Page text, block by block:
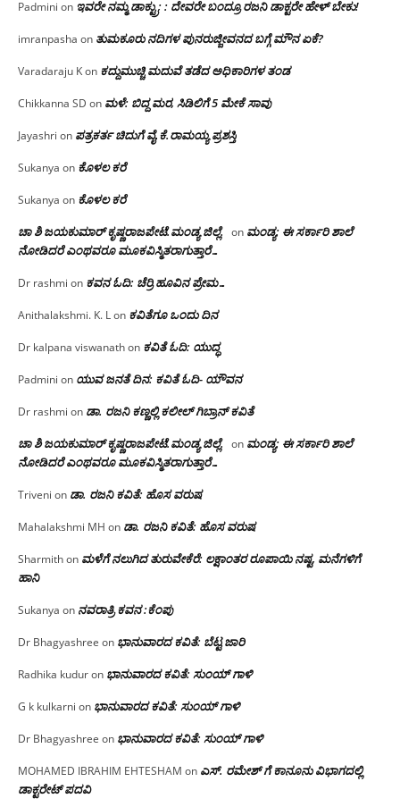
Padmini on ಇವರೇ ನಮ್ಮ ಡಾಕ್ಟ್ರು; : ದೇವರೇ ಬಂದ್ರೂ ರಜನಿ ಡಾಕ್ಟರೇ ಹೇಳ್ ಬೇಕು!
imranpasha on ತುಮಕೂರು ನದಿಗಳ ಪುನರುಜ್ಜೀವನದ ಬಗ್ಗೆ ಮೌನ ಏಕೆ?
Varadaraju Kon ಕದ್ದುಮುಚ್ಚಿ ಮದುವೆ ತಡೆದ ಅಧಿಕಾರಿಗಳ ತಂಡ
Chikkanna SD on ಮಳೆ: ಬಿದ್ದ ಮರ, ಸಿಡಿಲಿಗೆ 5 ಮೇಕೆ ಸಾವು
Jayashri on ಪತ್ರಕರ್ತ ಚಿದುಗೆ ವೈ.ಕೆ.ರಾಮಯ್ಯ ಪ್ರಶಸ್ತಿ
Sukanya on ಕೊಳಲ ಕರೆ
Sukanya on ಕೊಳಲ ಕರೆ
ಚಾ ಶಿ ಜಯಕುಮಾರ್ ಕೃಷ್ಣರಾಜಪೇಟೆ.ಮಂಡ್ಯ ಜಿಲ್ಲೆ. on ಮಂಡ್ಯ: ಈ ಸರ್ಕಾರಿ ಶಾಲೆ
ನೋಡಿದರೆ ಎಂಥವರೂ ಮೂಕವಿಸ್ಮಿತರಾಗುತ್ತಾರೆ…
Dr rashmi on ಕವನ ಓದಿ: ಚೆರ್ರಿ ಹೂವಿನ ಪ್ರೇಮ…
Anithalakshmi. K. Lon ಕವಿತೆಗೂ ಒಂದು ದಿನ
Dr kalpana viswanathon ಕವಿತೆ ಓದಿ: ಯುದ್ಧ
Padmini on ಯುವ ಜನತೆ ದಿನ: ಕವಿತೆ ಓದಿ- ಯೌವನ
Dr rashmi on ಡಾ. ರಜನಿ‌ ಕಣ್ಣಲ್ಲಿ ಕಲೀಲ್ ಗಿಬ್ರಾನ್ ಕವಿತೆ
ಚಾ ಶಿ ಜಯಕುಮಾರ್ ಕೃಷ್ಣರಾಜಪೇಟೆ.ಮಂಡ್ಯ ಜಿಲ್ಲೆ. on ಮಂಡ್ಯ: ಈ ಸರ್ಕಾರಿ ಶಾಲೆ
ನೋಡಿದರೆ ಎಂಥವರೂ ಮೂಕವಿಸ್ಮಿತರಾಗುತ್ತಾರೆ…
Triveni on ಡಾ. ರಜನಿ ಕವಿತೆ: ಹೊಸ ವರುಷ
Mahalakshmi MH on ಡಾ. ರಜನಿ ಕವಿತೆ: ಹೊಸ ವರುಷ
Sharmithon ಮಳೆಗೆ ನಲುಗಿದ ತುರುವೇಕೆರೆ: ಲಕ್ಷಾಂತರ ರೂಪಾಯಿ ನಷ್ಟ, ಮನೆಗಳಿಗೆ
ಹಾನಿ
Sukanya on ನವರಾತ್ರಿ ಕವನ :ಕೆಂಪು
Dr Bhagyashree on ಭಾನುವಾರದ ಕವಿತೆ: ಬೆಟ್ಟ ಜಾರಿ
Radhika kuduron ಭಾನುವಾರದ ಕವಿತೆ: ಸುಂಯ್ ಗಾಳಿ
G k kulkarni on ಭಾನುವಾರದ ಕವಿತೆ: ಸುಂಯ್ ಗಾಳಿ
Dr Bhagyashree on ಭಾನುವಾರದ ಕವಿತೆ: ಸುಂಯ್ ಗಾಳಿ
MOHAMED IBRAHIM EHTESHAM on ಎಸ್. ರಮೇಶ್ ಗೆ ಕಾನೂನು ವಿಭಾಗದಲ್ಲಿ
ಡಾಕ್ಟರೇಟ್ ಪದವಿ